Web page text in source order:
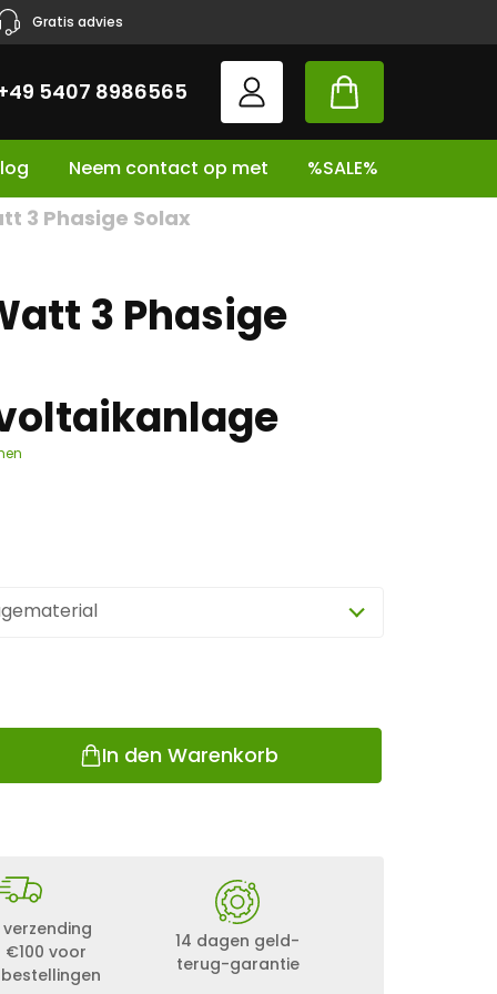
Gratis advies
5407 8986565
Neem contact op met %SALE%
3 Phasige Solax
3 Phasige
In den Warenkorb
voor
14 dagen geld-
terug-garantie